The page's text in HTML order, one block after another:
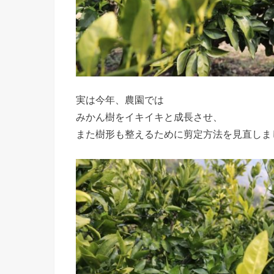
実は今年、農園では
みかん樹をイキイキと成長させ、
また樹形も整えるために剪定方法を見直し